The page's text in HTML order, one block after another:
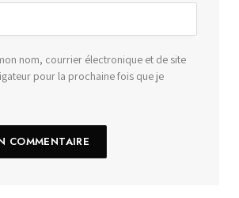
nom, courrier électronique et de site
pour la prochaine fois que je